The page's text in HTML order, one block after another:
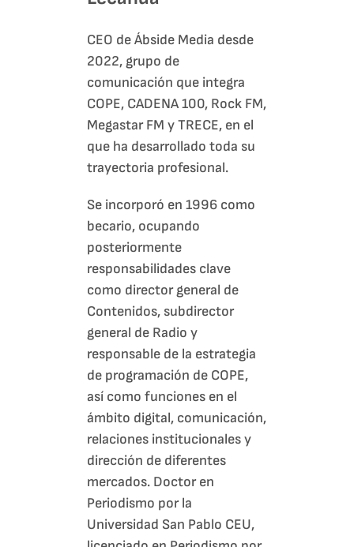
CEO de Ábside Media desde
2022, grupo de
comunicación que integra
COPE, CADENA 100, Rock FM,
Megastar FM y TRECE, en el
que ha desarrollado toda su
trayectoria profesional.
Se incorporó en 1996 como
becario, ocupando
posteriormente
responsabilidades clave
como director general de
Contenidos, subdirector
general de Radio y
responsable de la estrategia
de programación de COPE,
así como funciones en el
ámbito digital, comunicación,
relaciones institucionales y
dirección de diferentes
mercados. Doctor en
Periodismo por la
Universidad San Pablo CEU,